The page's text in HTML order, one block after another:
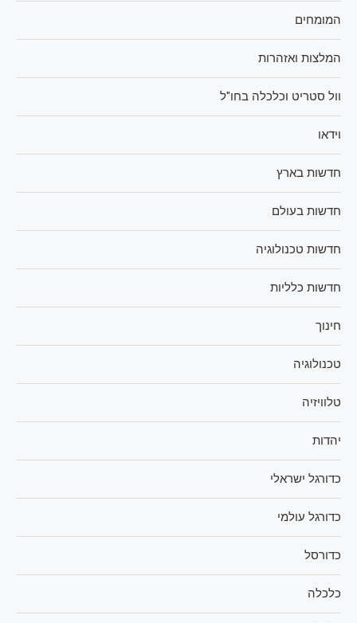
המומחים
המלצות ואזהרות
וול סטריט וכלכלה בחו"ל
וידאו
חדשות בארץ
חדשות בעולם
חדשות טכנולוגיה
חדשות כלליות
חינוך
טכנולוגיה
טלוויזיה
יהדות
כדורגל ישראלי
כדורגל עולמי
כדורסל
כלכלה